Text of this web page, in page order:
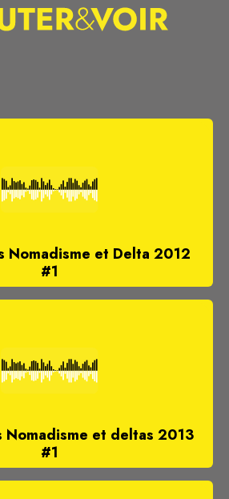
Nomadisme et Delta 2012
#1
Nomadisme et deltas 2013
#1